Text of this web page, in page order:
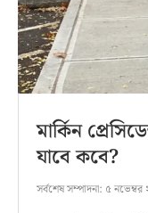
মার্কিন
যাবে কবে?
সর্বশেষ সম্পাদনা: ৫